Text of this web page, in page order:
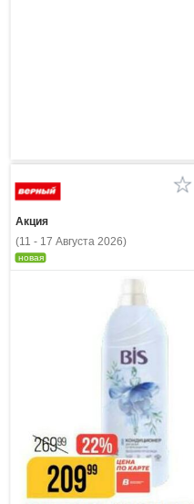
Акция
(11 - 17 Августа 2026)
новая